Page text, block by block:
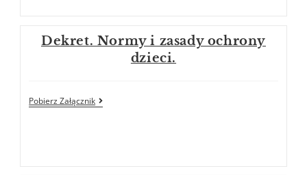
Dekret. Normy i zasady ochrony
dzieci.
Pobierz Załącznik